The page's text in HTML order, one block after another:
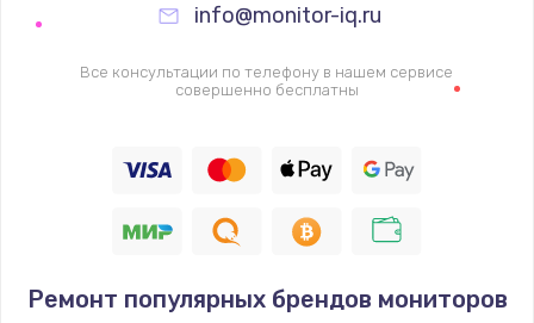
Ремонт цепей питания
2500 руб.
Заказать
Замена жесткого диска
Заказать
Установка драйверов
info@monitor-iq.ru
Все консультации по телефону в нашем сервисе
совершенно бесплатны
Ремонт популярных брендов мониторов